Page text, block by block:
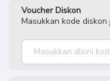
Voucher Diskon
Masukkan kode diskon